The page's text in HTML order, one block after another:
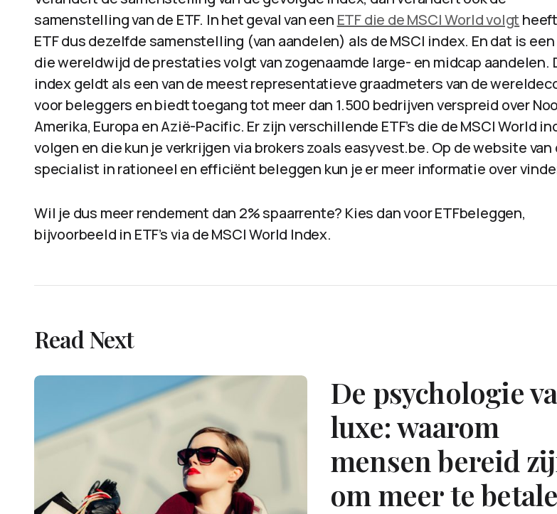
samenstelling van de ETF. In het geval van een ETF die de MSCI World volgt
ETF dus dezelfde samenstelling (van aandelen) als de MSCI index. En dat is
die wereldwijd de prestaties volgt van zogenaamde large- en midcap aandelen.
index geldt als een van de meest representatieve graadmeters van de
voor beleggers en biedt toegang tot meer dan 1.500 bedrijven verspreid over
Amerika, Europa en Azië-Pacific. Er zijn verschillende ETF’s die de MSCI World
volgen en die kun je verkrijgen via brokers zoals easyvest.be. Op de website van
specialist in rationeel en efficiënt beleggen kun je er meer informatie over
Wil je dus meer rendement dan 2% spaarrente? Kies dan voor ETFbeleggen,
bijvoorbeeld in ETF’s via de MSCI World Index.
Read Next
De psychologie
luxe: waarom
mensen bereid
om meer te